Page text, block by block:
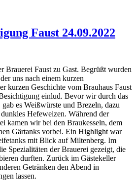
Faust 24.09.2022
Brauerei Faust zu Gast. Begrüßt wurden
uns nach einem kurzen
kurzen Geschichte vom Brauhaus Faust
einlud. Bevor wir durch das
es Weißwürste und Brezeln, dazu
Hefeweizen. Während der
kamen wir bei den Braukesseln, dem
Gärtanks vorbei. Ein Highlight war
mit Blick auf Miltenberg. Im
Spezialitäten der Brauerei gezeigt, die
durften. Zurück im Gästekeller
Getränken den Abend in
lassen.